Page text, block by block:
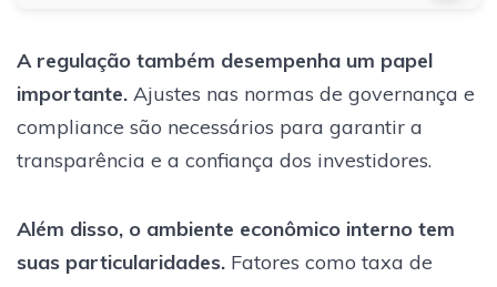
A regulação também desempenha um papel
importante. Ajustes nas normas de governança e
compliance são necessários para garantir a
transparência e a confiança dos investidores.
Além disso, o ambiente econômico interno tem
suas particularidades. Fatores como taxa de